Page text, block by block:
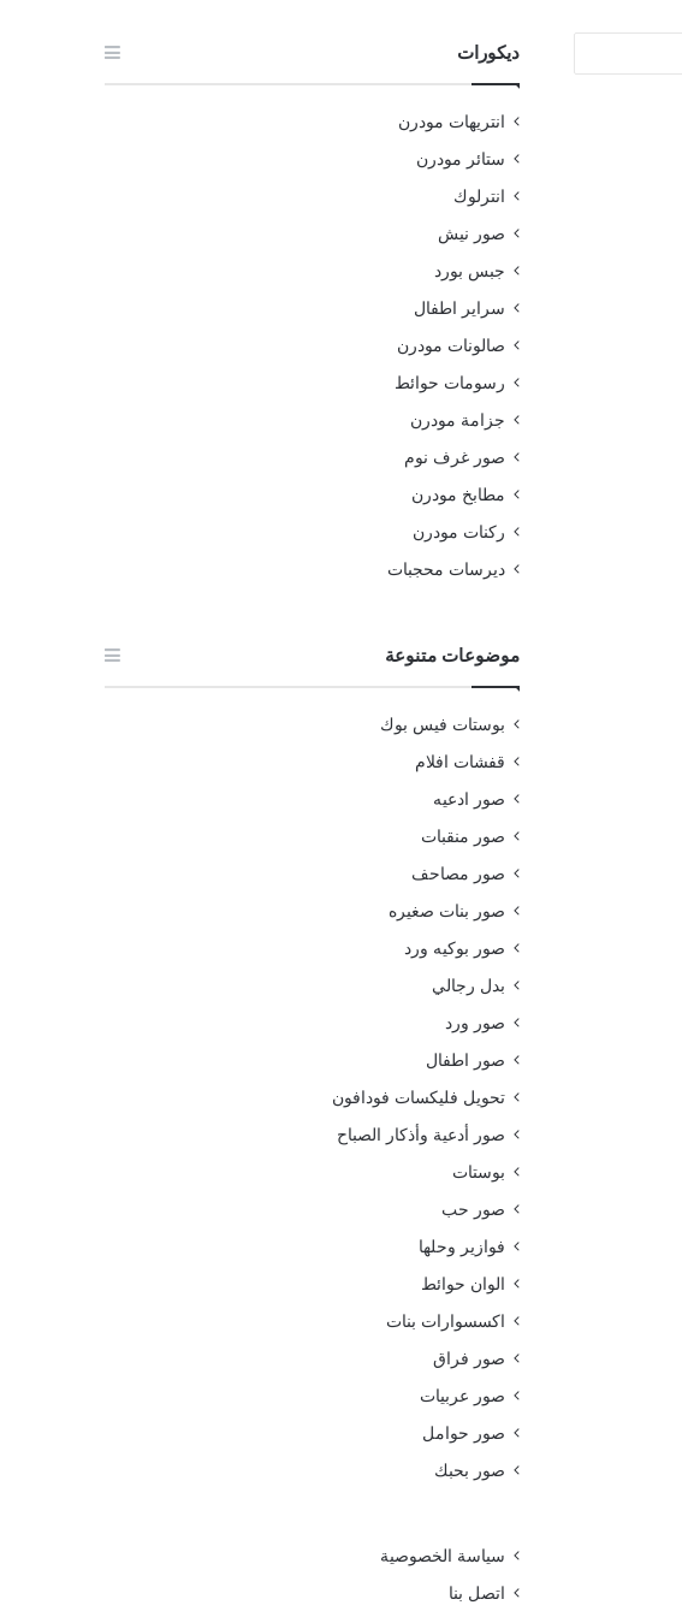
ديكورات
انتريهات مودرن
ستائر مودرن
انترلوك
صور نيش
جبس بورد
سراير اطفال
صالونات مودرن
رسومات حوائط
جزامة مودرن
صور غرف نوم
مطابخ مودرن
ركنات مودرن
ديرسات محجبات
موضوعات متنوعة
بوستات فيس بوك
قفشات افلام
صور ادعيه
صور منقبات
صور مصاحف
صور بنات صغيره
صور بوكيه ورد
بدل رجالي
صور ورد
صور اطفال
تحويل فليكسات فودافون
صور أدعية وأذكار الصباح
بوستات
صور حب
فوازير وحلها
الوان حوائط
اكسسوارات بنات
صور فراق
صور عربيات
صور حوامل
صور بحبك
سياسة الخصوصية
اتصل بنا